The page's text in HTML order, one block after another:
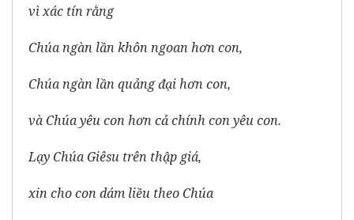
vì xác tín rằng
Chúa ngàn lần khôn ngoan hơn con,
Chúa ngàn lần quảng đại hơn con,
và Chúa yêu con hơn cả chính con yêu con.
Lạy Chúa Giêsu trên thập giá,
xin cho con dám liều theo Chúa